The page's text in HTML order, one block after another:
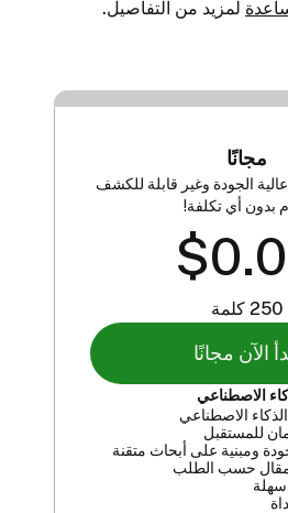
لمزيد من التفاصيل.
مجانًا
عالية الجودة وغير قابلة للكشف
بدون أي تكلفة!
250 كلمة
الآن مجانًا
الاصطناعي
الاصطناعي
للمستقبل
ومبنية على أبحاث متقنة
حسب الطلب
سهلة